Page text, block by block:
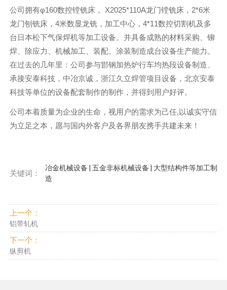
公司拥有φ160数控镗铣床， X2025*110A龙门镗铣床，2*6米
龙门刨铣床，4米数显龙铣，加工中心，4*11数控切割机及多
台日本松下气保焊机等加工设备。并具备成熟的材料采购、铆
焊、除应力、机械加工、装配、涂装制造成台设备生产能力。
在过去的几年里：公司参与邯钢加热炉行车均热段设备制造、
承接安泰科技，中冶京诚，浙江久立焊管项目设备，北京安泰
科技等单位的设备配套制作的制作，并得到用户好评。
公司本着质量为企业的生命，视用户的需求为己任,以诚实守信
为立足之本，愿与国内外客户及各界朋友携手共建未来！
关键词：
冶金机械设备 | 五金非标机械设备 | 大型结构件等加工制
造
上一个：
铝带轧机
下一个：
纵剪机